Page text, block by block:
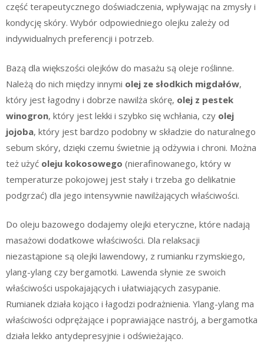
część terapeutycznego doświadczenia, wpływając na zmysły i
kondycję skóry. Wybór odpowiedniego olejku zależy od
indywidualnych preferencji i potrzeb.
Bazą dla większości olejków do masażu są oleje roślinne.
Należą do nich między innymi olej ze słodkich migdałów,
który jest łagodny i dobrze nawilża skórę, olej z pestek
winogron, który jest lekki i szybko się wchłania, czy olej
jojoba, który jest bardzo podobny w składzie do naturalnego
sebum skóry, dzięki czemu świetnie ją odżywia i chroni. Można
też użyć oleju kokosowego (nierafinowanego, który w
temperaturze pokojowej jest stały i trzeba go delikatnie
podgrzać) dla jego intensywnie nawilżających właściwości.
Do oleju bazowego dodajemy olejki eteryczne, które nadają
masażowi dodatkowe właściwości. Dla relaksacji
niezastąpione są olejki lawendowy, z rumianku rzymskiego,
ylang-ylang czy bergamotki. Lawenda słynie ze swoich
właściwości uspokajających i ułatwiających zasypanie.
Rumianek działa kojąco i łagodzi podrażnienia. Ylang-ylang ma
właściwości odprężające i poprawiające nastrój, a bergamotka
działa lekko antydepresyjnie i odświeżająco.